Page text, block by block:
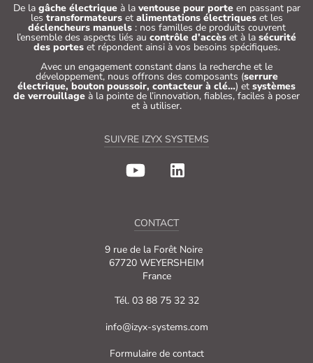
De la gâche électriqueà la ventouse pour porteen passant par
les transformateurset alimentations électriqueset les
déclencheurs manuels: nos familles de produits couvrent
l’ensemble des aspects liés au contrôle d’accès et à la sécurité
des porteset répondent ainsi à vos besoins spécifiques.
Avec un engagement constant dans la recherche et le
développement, nous offrons des composants (serrure
électrique, bouton poussoir, contacteur à clé…) et systèmes
de verrouillage à la pointe de l’innovation, fiables, faciles à poser
et à utiliser.
SUIVRE IZYX SYSTEMS
CONTACT
9 rue de la Forêt Noire
67720 WEYERSHEIM
France
Tél. 03 88 75 32 32
info@izyx-systems.com
Formulaire de contact